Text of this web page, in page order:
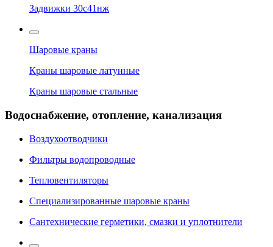
Задвижки 30с41нж
Шаровые краны
Краны шаровые латунные
Краны шаровые стальные
Водоснабжение, отопление, канализация
Воздухоотводчики
Фильтры водопроводные
Тепловентиляторы
Специализированные шаровые краны
Сантехнические герметики, смазки и уплотнители